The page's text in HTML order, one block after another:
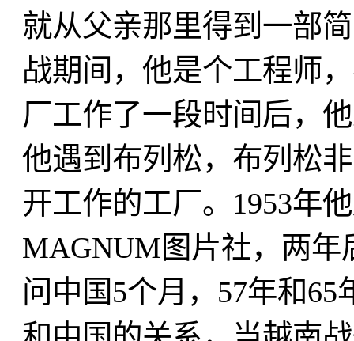
就从父亲那里得到一部
战期间，他是个工程师
厂工作了一段时间后，
他遇到布列松，布列松
开工作的工厂。1953年
MAGNUM图片社，两年
问中国5个月，57年和